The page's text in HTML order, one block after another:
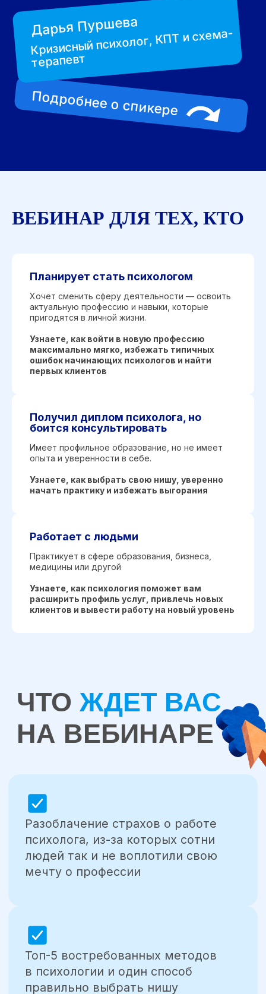
ВЕБИНАР ДЛЯ ТЕХ, КТО
Планирует стать психологом
Хочет сменить сферу деятельности — освоить
актуальную профессию и навыки, которые
пригодятся в личной жизни.
Узнаете, как войти в новую профессию
максимально мягко, избежать типичных
ошибок начинающих психологов и найти
первых клиентов
Получил диплом психолога, но
боится консультировать
Имеет профильное образование, но не имеет
опыта и уверенности в себе.
Узнаете, как выбрать свою нишу, уверенно
начать практику и избежать выгорания
Работает с людьми
Практикует в сфере образования, бизнеса,
медицины или другой
Узнаете, как психология поможет вам
расширить профиль услуг, привлечь новых
клиентов и вывести работу на новый уровень
ЧТО
НА ВЕБИНАРЕ
Разоблачение страхов о работе
психолога, из-за которых сотни
мечту о профессии
правильно выбрать нишу
Разбор трех критических ошибок
начинающих психологов, которые
мешают развивать практику
психологом, который
действительно помогает?»
до специалиста с полной записью
и чеком 5000 ₽
⭐
Реальная история выпускницы
НАДПО: как сменить профессию